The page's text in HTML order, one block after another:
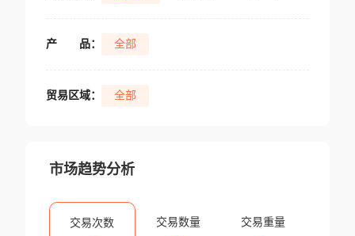
产 品： 全部
贸易区域： 全部
市场趋势分析
交易次数 交易数量 交易重量